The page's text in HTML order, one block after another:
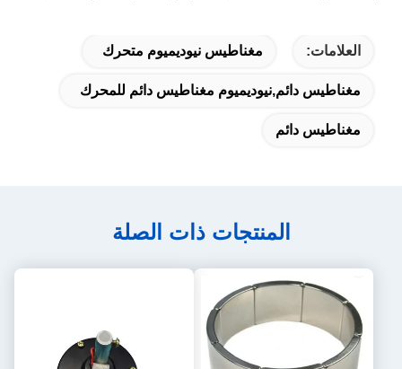
العلامات: مغناطيس نيوديميوم متحرك
مغناطيس دائم,نيوديميوم مغناطيس دائم للمحرك
مغناطيس دائم
المنتجات ذات الصلة